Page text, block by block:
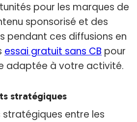
pour les marques de
sponsorisé et des
pendant ces diffusions en
essai gratuit sans CB pour
adaptée à votre activité.
stratégiques
entre les